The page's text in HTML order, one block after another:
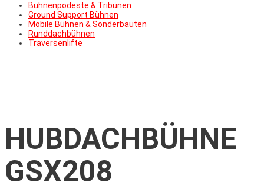
Bühnenpodeste & Tribünen
Ground Support Bühnen
Mobile Bühnen & Sonderbauten
Runddachbühnen
Traversenlifte
HUBDACHBÜHNE
GSX208